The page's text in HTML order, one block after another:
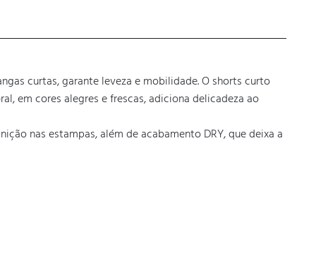
curtas, garante leveza e mobilidade. O shorts curto
em cores alegres e frescas, adiciona delicadeza ao
nas estampas, além de acabamento DRY, que deixa a